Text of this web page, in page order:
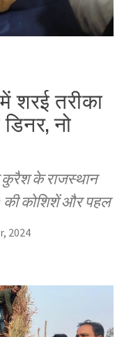
शरई तरीका
नो
के राजस्थान
की कोशिशें और पहल
2024